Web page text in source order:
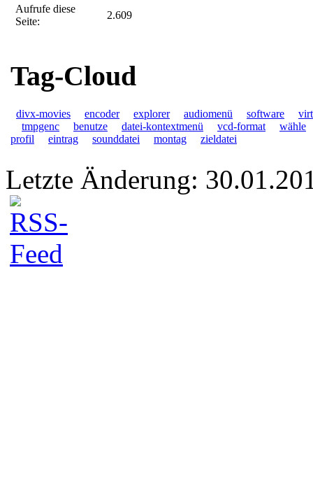
Aufrufe diese
Seite:
2.609
Tag-Cloud
divx-movies encoder explorer audiomenü software
tmpgenc
benutze datei-kontextmenü vcd-format
wähle
profil
eintrag sounddatei montag zieldatei
Letzte Änderung: